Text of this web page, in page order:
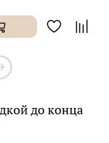
до конца